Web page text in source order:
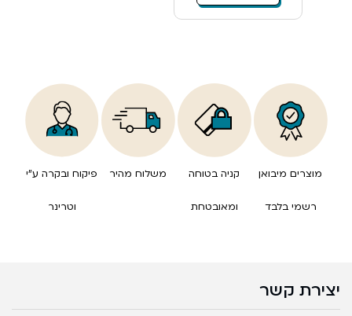
מוצרים מיבואן
רשמי בלבד
קניה בטוחה
ומאובטחת
משלוח מהיר פיקוח ובקרה ע”י
וטרינר
יצירת קשר